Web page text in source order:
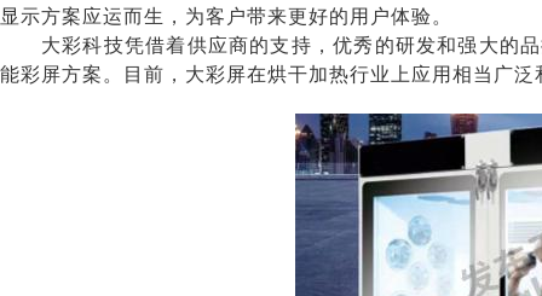
显示方案应运而生，为客户带来更好的用户体验。
大彩科技凭借着供应商的支持，优秀的研发和强大的
能彩屏方案。目前，大彩屏在烘干加热行业上应用相当广泛